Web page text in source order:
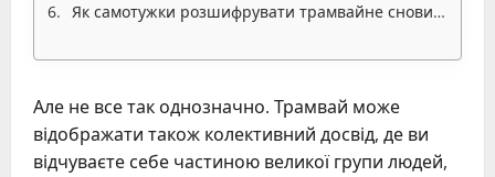
Як самотужки розшифрувати трамвайне сновидіння
Але не все так однозначно. Трамвай може
відображати також колективний досвід, де ви
відчуваєте себе частиною великої групи людей,